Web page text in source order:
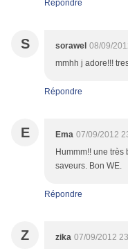
Répondre
S sorawel 08/09/
mmhh j adore!!!
Répondre
E Ema 07/09/2012
Hummm!! une
saveurs. Bon WE.
Répondre
Z zika 07/09/2012